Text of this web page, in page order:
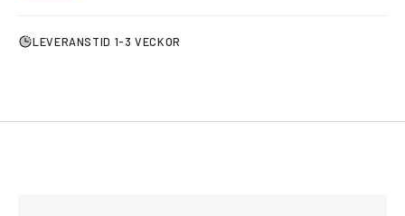
LEVERANSTID 1-3 VECKOR